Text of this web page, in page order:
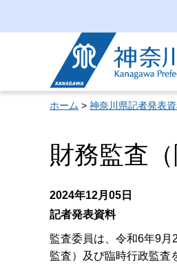
神奈川県
ホーム > 神奈川県記者発表
財務監査
2024年12月05日
記者発表資料
監査委員は、令和6年9
監査）及び臨時行政監査